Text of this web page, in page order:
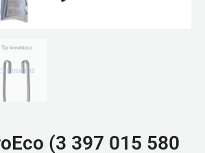
(3 397 015 580